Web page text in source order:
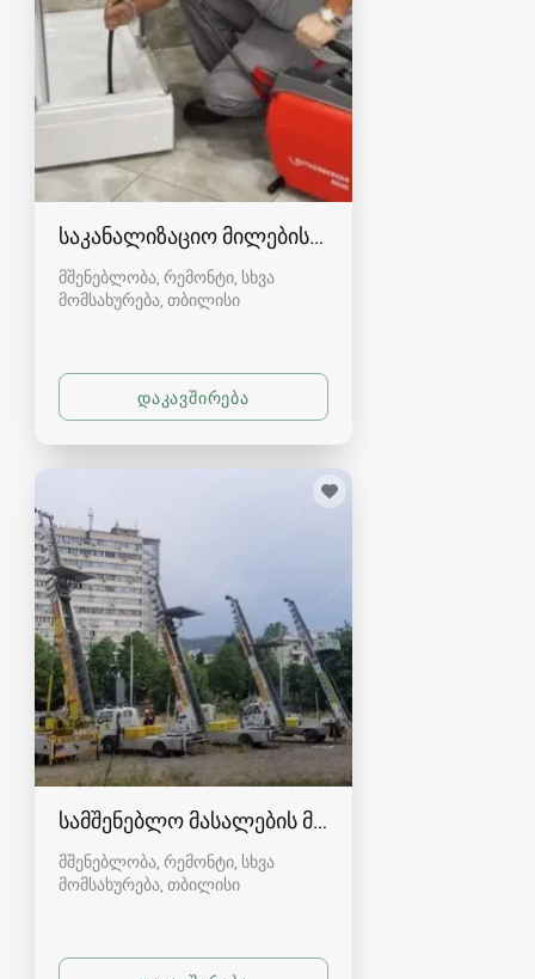
საკანალიზაციო მილების-სამზარეულოს
მშენებლობა, რემონტი, სხვა
მომსახურება თბილისი
სამშენებლო მასალების მოტანა და ნარჩენების
მშენებლობა, რემონტი, სხვა
მომსახურება თბილისი